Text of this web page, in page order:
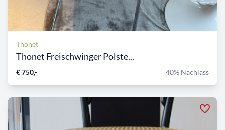
Thonet
Thonet Freischwinger Polste...
€ 750,- 40% Nachlass